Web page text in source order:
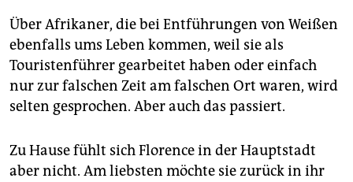
Über Afrikaner, die bei Entführungen von Weißen
ebenfalls ums Leben kommen, weil sie als
Touristenführer gearbeitet haben oder einfach
nur zur falschen Zeit am falschen Ort waren, wird
selten gesprochen. Aber auch das passiert.
Zu Hause fühlt sich Florence in der Hauptstadt
aber nicht. Am liebsten möchte sie zurück in ihr